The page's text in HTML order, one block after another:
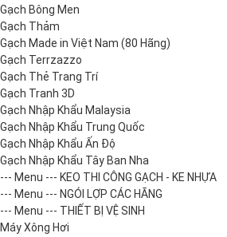
Gạch Bông Men
Gạch Thảm
Gạch Made in Việt Nam (80 Hãng)
Gạch Terrzazzo
Gạch Thẻ Trang Trí
Gạch Tranh 3D
Gạch Nhập Khẩu Malaysia
Gạch Nhập Khẩu Trung Quốc
Gạch Nhập Khẩu Ấn Độ
Gạch Nhập Khẩu Tây Ban Nha
--- Menu --- KEO THI CÔNG GẠCH - KE NHỰA
--- Menu --- NGÓI LỢP CÁC HÃNG
--- Menu --- THIẾT BỊ VỆ SINH
Máy Xông Hơi